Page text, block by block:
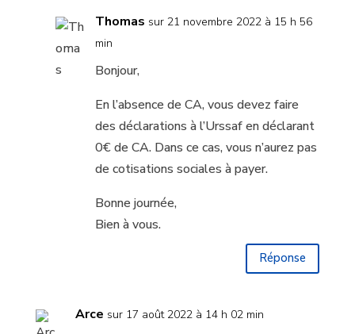
Thomas sur 21 novembre 2022 à 15 h 56
min
Bonjour,
En l’absence de CA, vous devez faire
des déclarations à l’Urssaf en déclarant
0€ de CA. Dans ce cas, vous n’aurez pas
de cotisations sociales à payer.
Bonne journée,
Bien à vous.
Réponse
Arce sur 17 août 2022 à 14 h 02 min